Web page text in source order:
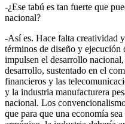
-¿Ese tabú es tan fuerte que
nacional?
-Así es. Hace falta creatividad
términos de diseño y ejecución
impulsen el desarrollo
desarrollo, sustentado en el
financieros y las
y la industria manufacturera
nacional. Los
que para que una economía